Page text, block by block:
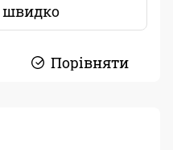
Порівняти